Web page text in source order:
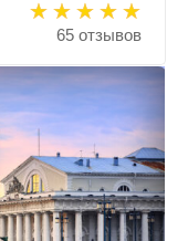
65 отзывов